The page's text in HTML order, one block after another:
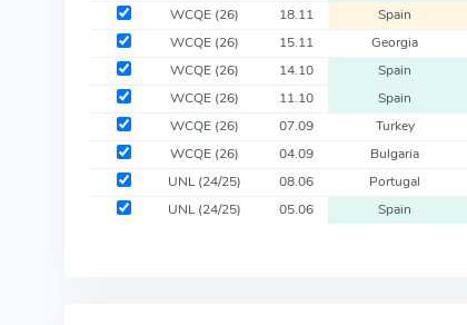
WCQE (26) 18.11 Spain
WCQE (26) 15.11 Georgia
WCQE (26) 14.10 Spain
WCQE (26) 11.10 Spain
WCQE (26) 07.09 Turkey
WCQE (26) 04.09 Bulgaria
UNL(24/25) 08.06 Portugal
UNL(24/25) 05.06 Spain